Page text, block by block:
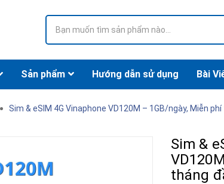
Sản phẩm Hướng dẫn sử dụng Bài
Sim & eSIM 4G Vinaphone VD120M – 1GB/ngày, Miễn
Sim &
tháng